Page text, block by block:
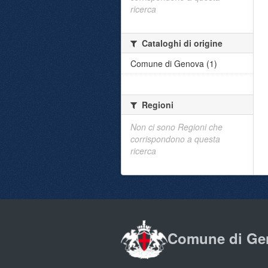
ricerca
Cataloghi di origine
Comune di Genova (1)
Regioni
Non ci sono Regioni che
corrispondono a questa
ricerca
Comune di